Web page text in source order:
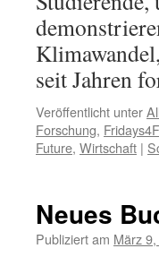
seit Jahren
Veröffentlicht unter
Forschung,
Future, Wirtschaft |
Neues
Publiziert am März